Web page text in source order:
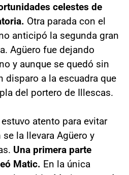
celestes de
Otra parada con el
anticipó la segunda gran
Agüero fue dejando
y aunque se quedó sin
disparo a la escuadra que
del portero de Illescas.
atento para evitar
la llevara Agüero y
Una primera parte
Matic. En la única